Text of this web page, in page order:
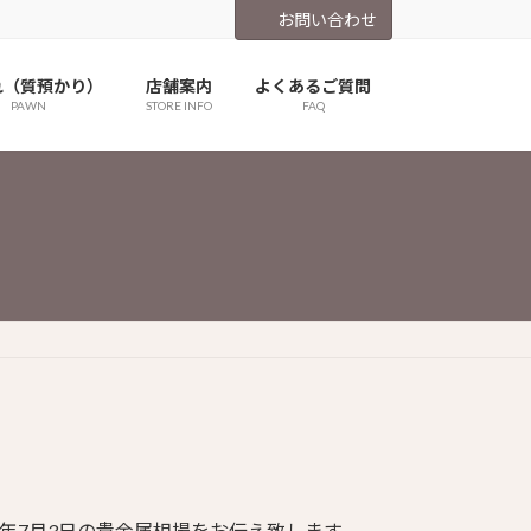
お問い合わせ
質預かり）
PAWN
店舗案内
STORE INFO
よくあるご質問
FAQ